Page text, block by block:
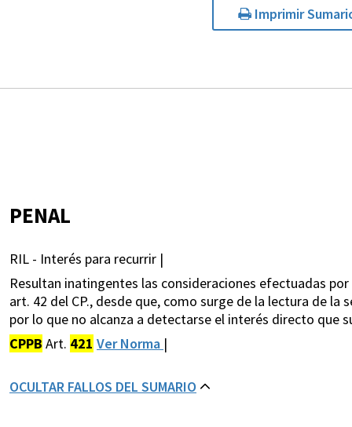
Imprimir
PENAL
RIL - Interés para recurrir |
Resultan inatingentes las consideraciones efectuadas
art. 42 del CP., desde que, como surge de la lectura de
por lo que no alcanza a detectarse el interés directo que
CPPB Art. 421 Ver Norma |
OCULTAR FALLOS DEL SUMARIO